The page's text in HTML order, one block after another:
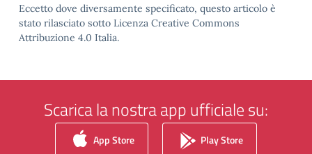
Eccetto dove diversamente specificato, questo articolo è
stato rilasciato sotto Licenza Creative Commons
Attribuzione 4.0 Italia.
Scarica la nostra app ufficiale su:
App Store Play Store